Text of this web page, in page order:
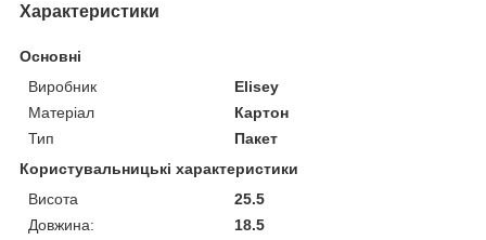
Характеристики
Основні
Виробник
Elisey
Матеріал
Картон
Тип
Пакет
Користувальницькі характеристики
Висота
25.5
Довжина:
18.5